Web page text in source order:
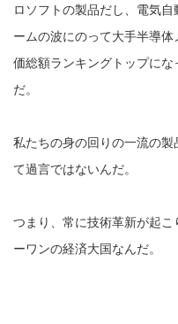
ロソフトの製品だし、電気
ームの波にのって大手半導
価総額ランキングトップに
だ。
私たちの身の回りの一流の
て過言ではないんだ。
つまり、常に技術革新が起
ーワンの経済大国なんだ。